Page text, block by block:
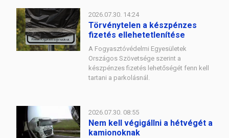
2026.07.30. 14:24
Törvénytelen a készpénzes
fizetés ellehetetlenítése
A Fogyasztóvédelmi Egyesületek
Országos Szövetsége szerint a
készpénzes fizetés lehetőségét fenn kell
tartani a parkolásnál.
2026.07.30. 08:55
Nem kell végigállni a hétvégét a
kamionoknak